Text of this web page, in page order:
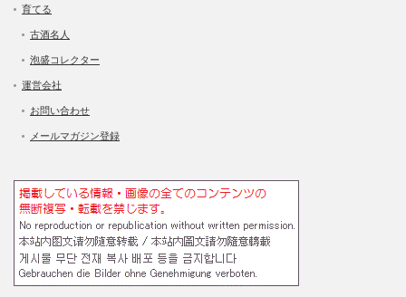
育てる
古酒名人
泡盛コレクター
運営会社
お問い合わせ
メールマガジン登録